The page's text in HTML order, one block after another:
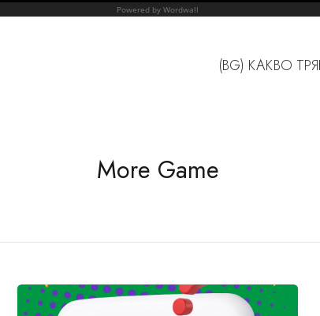
(BG) КАКВО
More Game